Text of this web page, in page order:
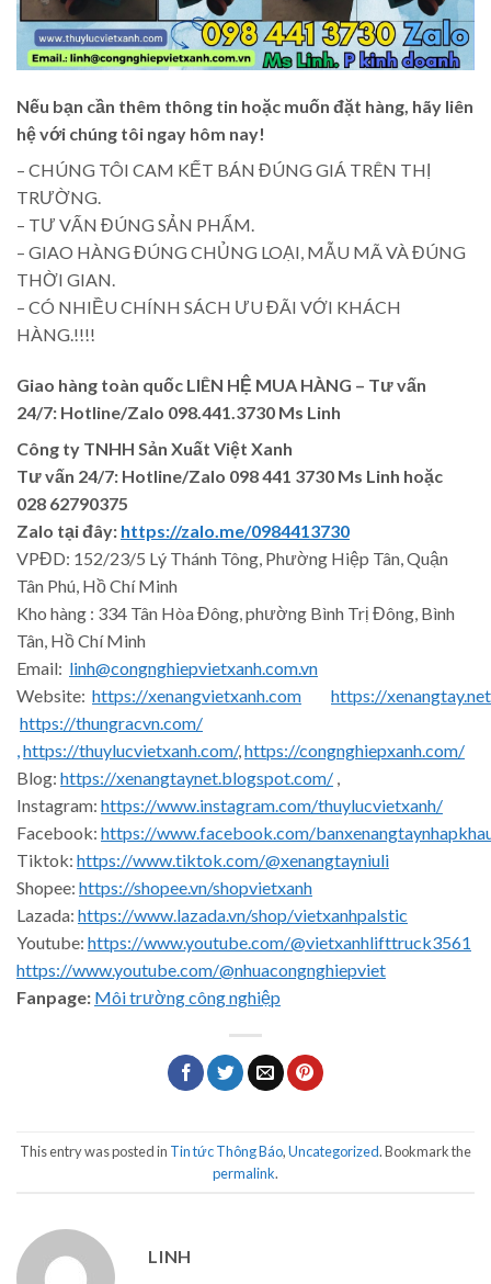
Nếu bạn cần thêm thông tin hoặc muốn đặt hàng, hãy liên
hệ với chúng tôi ngay hôm nay!
– CHÚNG TÔI CAM KẾT BÁN ĐÚNG GIÁ TRÊN THỊ
TRƯỜNG.
– TƯ VẤN ĐÚNG SẢN PHẨM.
– GIAO HÀNG ĐÚNG CHỦNG LOẠI, MẪU MÃ VÀ ĐÚNG
THỜI GIAN.
– CÓ NHIỀU CHÍNH SÁCH ƯU ĐÃI VỚI KHÁCH
HÀNG.!!!!
Giao hàng toàn quốc LIÊN HỆ MUA HÀNG – Tư vấn
24/7: Hotline/Zalo 098.441.3730 Ms Linh
Công ty TNHH Sản Xuất Việt Xanh
Tư vấn 24/7: Hotline/Zalo 098 441 3730 Ms Linh hoặc
028 62790375
Zalo tại đây: https://zalo.me/0984413730
VPĐD: 152/23/5 Lý Thánh Tông, Phường Hiệp Tân, Quận
Tân Phú, Hồ Chí Minh
Kho hàng : 334 Tân Hòa Đông, phường Bình Trị Đông, Bình
Tân, Hồ Chí Minh
Email: linh@congnghiepvietxanh.com.vn
Website: https://xenangvietxanh.com
https://xenangtay.net
https://thungracvn.com/
,https://thuylucvietxanh.com/,https://congnghiepxanh.com/
Blog: https://xenangtaynet.blogspot.com/ ,
Instagram: https://www.instagram.com/thuylucvietxanh/
Facebook: https://www.facebook.com/
Tiktok: https://www.tiktok.com/@xenangtayniuli
Shopee: https://shopee.vn/shopvietxanh
Lazada: https://www.lazada.vn/shop/vietxanhpalstic
Youtube: https://www.youtube.com/@vietxanhlifttruck3561
https://www.youtube.com/@nhuacongnghiepviet
Fanpage: Môi trường công nghiệp
This entry was posted in Tin tức Thông Báo,Uncategorized. Bookmark the
permalink.
LINH